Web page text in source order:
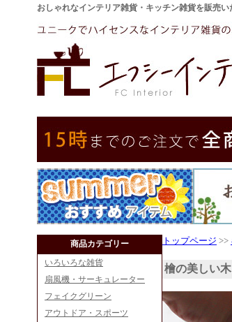
おしゃれなインテリア雑貨・キッチン雑貨を販売い
商品カテゴリー
いろいろな雑貨
扇風機・サーキュレーター
フェイクグリーン
アウトドア・スポーツ
トップページ >>
檜の美しい